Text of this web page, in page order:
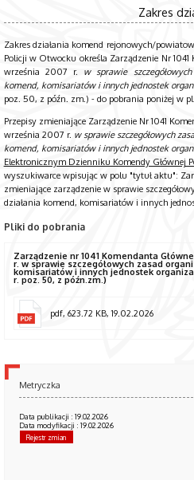
Zakres
Zakres działania komend rejonowych/
Policji w Otwocku określa Zarządzenie Nr
września 2007 r. w sprawie
komend, komisariatów i innych jednostek
poz. 50, z późn. zm.) - do pobrania poniżej w
Przepisy zmieniające Zarządzenie Nr 1041
września 2007 r. w sprawie szczegółowych
komend, komisariatów i innych jednostek
Elektronicznym Dzienniku Komendy Głównej
wyszukiwarce wpisując w polu "tytuł aktu":
zmieniające zarządzenie w sprawie
działania komend, komisariatów i innych
Pliki do pobrania
Zarządzenie nr 1041 Komendanta
r. w sprawie szczegółowych zasad
komisariatów i innych jednostek
r. poz. 50, z późn.zm.)
pdf, 623.72 KB, 19.02.2026
Metryczka
Data publikacji : 19.02.2026
Data modyfikacji : 19.02.2026
Rejestr zmian